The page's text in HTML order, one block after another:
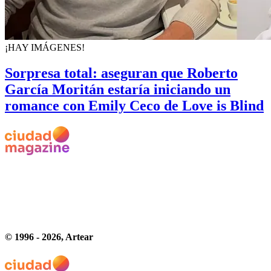
¡HAY IMÁGENES!
Sorpresa total: aseguran que Roberto
García Moritán estaría iniciando un
romance con Emily Ceco de Love is Blind
© 1996 - 2026, Artear